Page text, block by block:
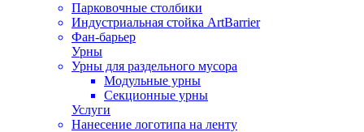
Парковочные столбики
Индустриальная стойка ArtBarrier
Фан-барьер
Урны
Урны для раздельного мусора
Модульные урны
Секционные урны
Услуги
Нанесение логотипа на ленту